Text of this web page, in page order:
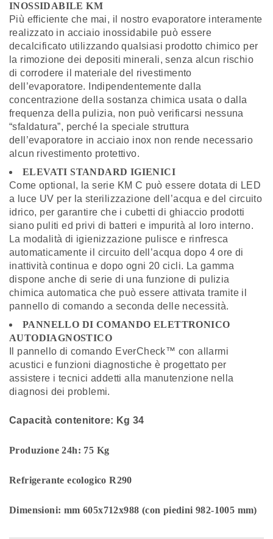
INOSSIDABILE KM
Più efficiente che mai, il nostro evaporatore interamente
realizzato in acciaio inossidabile può essere
decalcificato utilizzando qualsiasi prodotto chimico per
la rimozione dei depositi minerali, senza alcun rischio
di corrodere il materiale del rivestimento
dell’evaporatore. Indipendentemente dalla
concentrazione della sostanza chimica usata o dalla
frequenza della pulizia, non può verificarsi nessuna
“sfaldatura”, perché la speciale struttura
dell’evaporatore in acciaio inox non rende necessario
alcun rivestimento protettivo.
ELEVATI STANDARD IGIENICI
Come optional, la serie KM C può essere dotata di LED
a luce UV per la sterilizzazione dell’acqua e del circuito
idrico, per garantire che i cubetti di ghiaccio prodotti
siano puliti ed privi di batteri e impurità al loro interno.
La modalità di igienizzazione pulisce e rinfresca
automaticamente il circuito dell’acqua dopo 4 ore di
inattività continua e dopo ogni 20 cicli. La gamma
dispone anche di serie di una funzione di pulizia
chimica automatica che può essere attivata tramite il
pannello di comando a seconda delle necessità.
PANNELLO DI COMANDO ELETTRONICO
AUTODIAGNOSTICO
Il pannello di comando EverCheck™ con allarmi
acustici e funzioni diagnostiche è progettato per
assistere i tecnici addetti alla manutenzione nella
diagnosi dei problemi.
Capacità contenitore: Kg 34
Produzione 24h: 75 Kg
Refrigerante ecologico R290
Dimensioni: mm 605x712x988 (con piedini 982-1005 mm)